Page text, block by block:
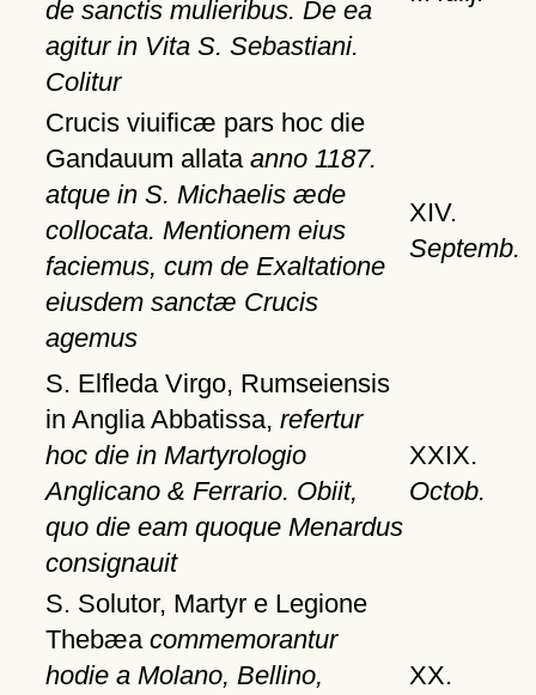
de sanctis mulieribus. De ea
agitur in Vita S. Sebastiani.
Colitur
Crucis viuificæ pars hoc die
Gandauum allata anno 1187.
atque in S. Michaelis æde
collocata. Mentionem eius
faciemus, cum de Exaltatione
eiusdem sanctæ Crucis
agemus
XIV.
Septemb.
S. Elfleda Virgo, Rumseiensis
in Anglia Abbatissa, refertur
hoc die in Martyrologio
Anglicano & Ferrario. Obiit,
quo die eam quoque Menardus
consignauit
XXIX.
Octob.
S. Solutor, Martyr e Legione
Thebæa commemorantur
hodie a Molano, Bellino,
XX.